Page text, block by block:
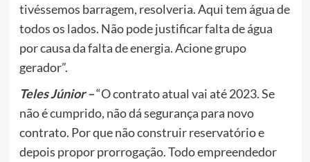
tivéssemos barragem, resolveria. Aqui tem água de
todos os lados. Não pode justificar falta de água
por causa da falta de energia. Acione grupo
gerador”.
Teles Júnior –“O contrato atual vai até 2023. Se
não é cumprido, não dá segurança para novo
contrato. Por que não construir reservatório e
depois propor prorrogação. Todo empreendedor